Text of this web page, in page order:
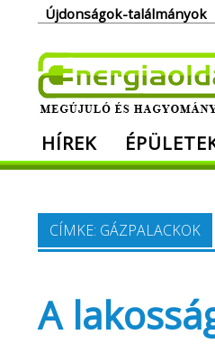
Újdonságok-találmányok
Megújuló és
HÍREK
CÍMKE: GÁZPALACKOK
A